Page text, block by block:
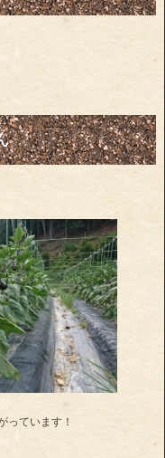
っています！